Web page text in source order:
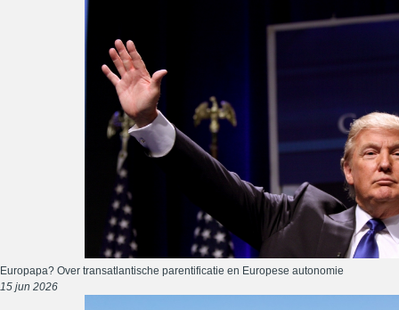
Europapa? Over transatlantische parentificatie en Europese autonomie
15 jun 2026